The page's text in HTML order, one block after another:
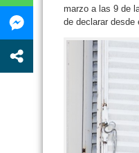
marzo a las 9 de
de declarar desde